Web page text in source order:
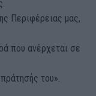
Περιφέρειας μας,
που ανέρχεται σε
του».